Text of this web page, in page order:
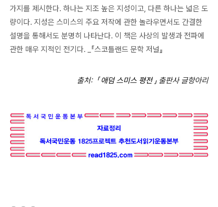
가지를 제시한다. 하나는 지조 높은 지성이고, 다른 하나는 넓은 도
량이다. 지성은 스미스의 주요 저작에 관한 놀라우면서도 간결한
설명을 통해서도 분명히 나타난다. 이 책은 사상의 발생과 전파에
관한 매우 지적인 전기다. _『스코틀랜드 문학 저널』
출처: 「애덤 스미스 평전」 출판사 글항아리